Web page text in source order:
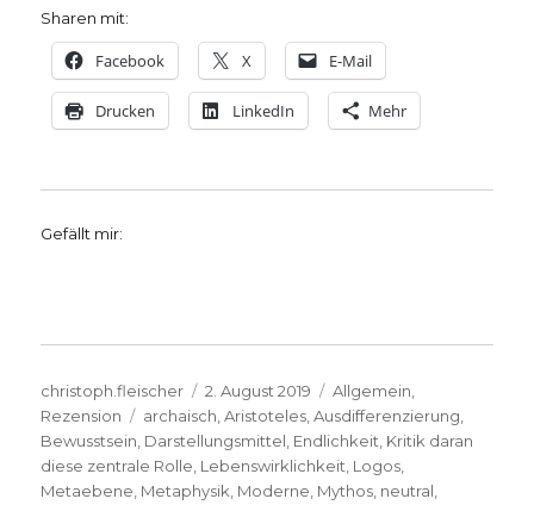
Sharen mit:
Facebook X E-Mail
Drucken LinkedIn Mehr
Gefällt mir:
Autor
christoph.fleischer
Veröffentlicht
am
2. August 2019 Kategorien
Allgemein
Rezension
Schlagwörter
archaisch ,Aristoteles ,Ausdifferenzierung
Bewusstsein Darstellungsmittel Endlichkeit Kritik daran
diese zentrale Rolle Lebenswirklichkeit Logos
Metaebene Metaphysik Moderne Mythos neutral